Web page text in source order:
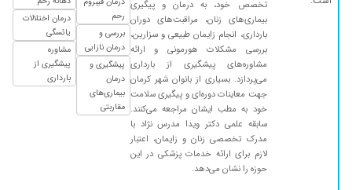
دکتر خوبی هست من راضی بودم ۱۳۹۷/۰۵/۰۷
در حال درمان هستن ۱۴۰۰/۰۶/۰۸
برداشتن رحم ۱۴۰۰/۰۷/۱۷
سزارین
حاملگی
خوب بودن
عالی عای عالی
تخصص خود، به درمان و پیگیری
بیماری‌های زنان، مراقبت‌های دوران
بارداری، انجام زایمان طبیعی و سزارین،
بررسی مشکلات هورمونی و ارائه
مشاوره‌های پیشگیری از بارداری
می‌پردازد. بسیاری از بانوان شهر کرمان
جهت معاینات دوره‌ای و پیگیری سلامت
خود به مطب ایشان مراجعه می‌کنند.
سابقه علمی دکتر ویدا مدرس نژاد با
مدرک تخصصی زنان و زایمان، اعتبار
لازم برای ارائه خدمات پزشکی در این
حوزه را نشان می‌دهد.
رحم
بررسی و
درمان نازایی
پیشگیری و
درمان
بیماری‌های
مقاربتی
درمان اختلالات
یائسگی
مشاوره
پیشگیری از
بارداری